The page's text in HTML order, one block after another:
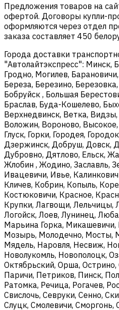
Предложения товаров на
офертой. Договоры купли-
оформляются через отдел
заказа составляет 450
Города доставки
"Автолайтэкспресс": Минск,
Гродно, Могилев,
Береза, Березино,
Бобруйск , Большая
Браслав, Буда-Кошелево,
Верхнедвинск, Ветка,
Воложин, Вороново, Высокое,
Глуск, Горки, Городея,
Дзержинск, Добруш, Довск,
Дубровно, Дятлово, Ельск,
Жлобин , Жодино, Заславль,
Ивацевичи, Ивье,
Кличев, Кобрин, Копыль,
Костюковичи, Красное,
Крупки, Лагвощи, Лельчицы,
Логойск, Лоев, Лунинец,
Марьина Горка,
Мозырь, Молодечно, Мосты,
Мядель, Наровля, Несвиж,
Новолукомль, Новополоцк,
Октябрьский, Орша,
Паричи, Петриков, Пинск,
Ратомка, Речица, Рогачев,
Свислочь, Севруки, Сенно,
Слуцк, Смолевичи, Сморгонь,